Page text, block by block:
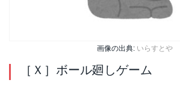
画像の出典: いらすとや
［Ｘ］ボール廻しゲーム